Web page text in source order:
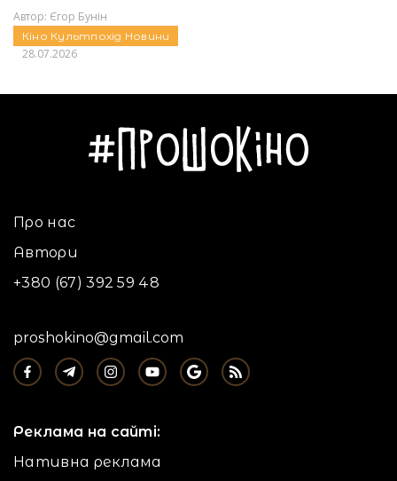
Автор: Єгор Бунін
Кіно Культпохід Новини
28.07.2026
Про нас
Автори
+380 (67) 392 59 48
proshokino@gmail.com
Реклама на сайті:
Нативна реклама